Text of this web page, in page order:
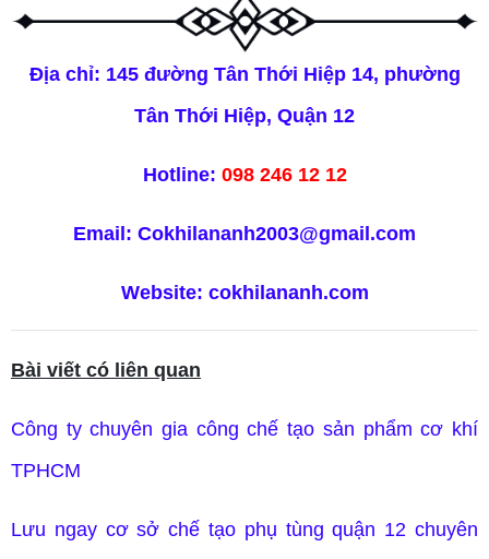
Địa chỉ: 145 đường Tân Thới Hiệp 14, phường
Tân Thới Hiệp, Quận 12
Hotline: 098 246 12 12
Email: Cokhilananh2003@gmail.com
Website: cokhilananh.com
Bài viết có liên quan
Công ty chuyên gia công chế tạo sản phẩm cơ khí
TPHCM
Lưu ngay cơ sở chế tạo phụ tùng quận 12 chuyên